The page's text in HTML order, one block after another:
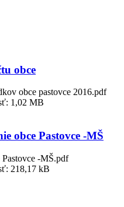
obce
obce pastovce 2016.pdf
1,02 MB
obce Pastovce -MŠ
Pastovce -MŠ.pdf
218,17 kB